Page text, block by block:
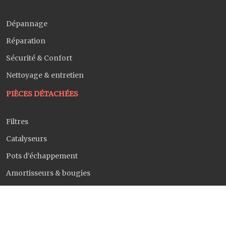
Dépannage
Réparation
Sécurité & Confort
Nettoyage & entretien
PIÈCES DÉTACHÉES
Filtres
Catalyseurs
Pots d’échappement
Amortisseurs & bougies